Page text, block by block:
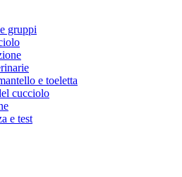
gruppi
e toeletta
cucciolo
e test